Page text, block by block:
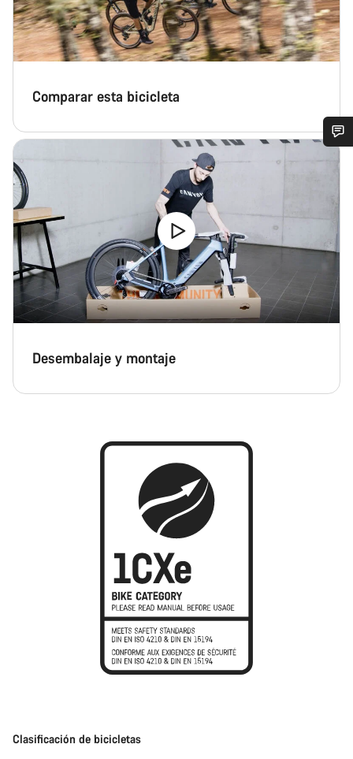
Comparar esta bicicleta
Desembalaje y montaje
Clasificación de bicicletas
Nuestros expertos estarán encantados de responder a tus
preguntas.
Abrir chat
Cerrar